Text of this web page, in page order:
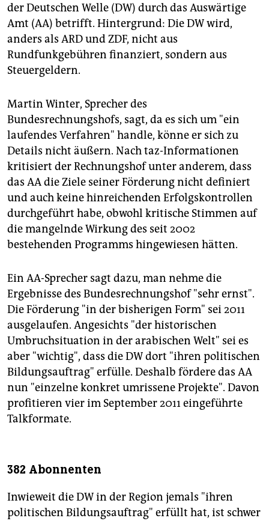
der Deutschen Welle (DW) durch das Auswärtige
Amt (AA) betrifft. Hintergrund: Die DW wird,
anders als ARD und ZDF, nicht aus
Rundfunkgebühren finanziert, sondern aus
Steuergeldern.
Martin Winter, Sprecher des
Bundesrechnungshofs, sagt, da es sich um "ein
laufendes Verfahren" handle, könne er sich zu
Details nicht äußern. Nach taz-Informationen
kritisiert der Rechnungshof unter anderem, dass
das AA die Ziele seiner Förderung nicht definiert
und auch keine hinreichenden Erfolgskontrollen
durchgeführt habe, obwohl kritische Stimmen auf
die mangelnde Wirkung des seit 2002
bestehenden Programms hingewiesen hätten.
Ein AA-Sprecher sagt dazu, man nehme die
Ergebnisse des Bundesrechnungshof "sehr ernst".
Die Förderung "in der bisherigen Form" sei 2011
ausgelaufen. Angesichts "der historischen
Umbruchsituation in der arabischen Welt" sei es
aber "wichtig", dass die DW dort "ihren politischen
Bildungsauftrag" erfülle. Deshalb fördere das AA
nun "einzelne konkret umrissene Projekte". Davon
profitieren vier im September 2011 eingeführte
Talkformate.
382 Abonnenten
Inwieweit die DW in der Region jemals "ihren
politischen Bildungsauftrag" erfüllt hat, ist schwer